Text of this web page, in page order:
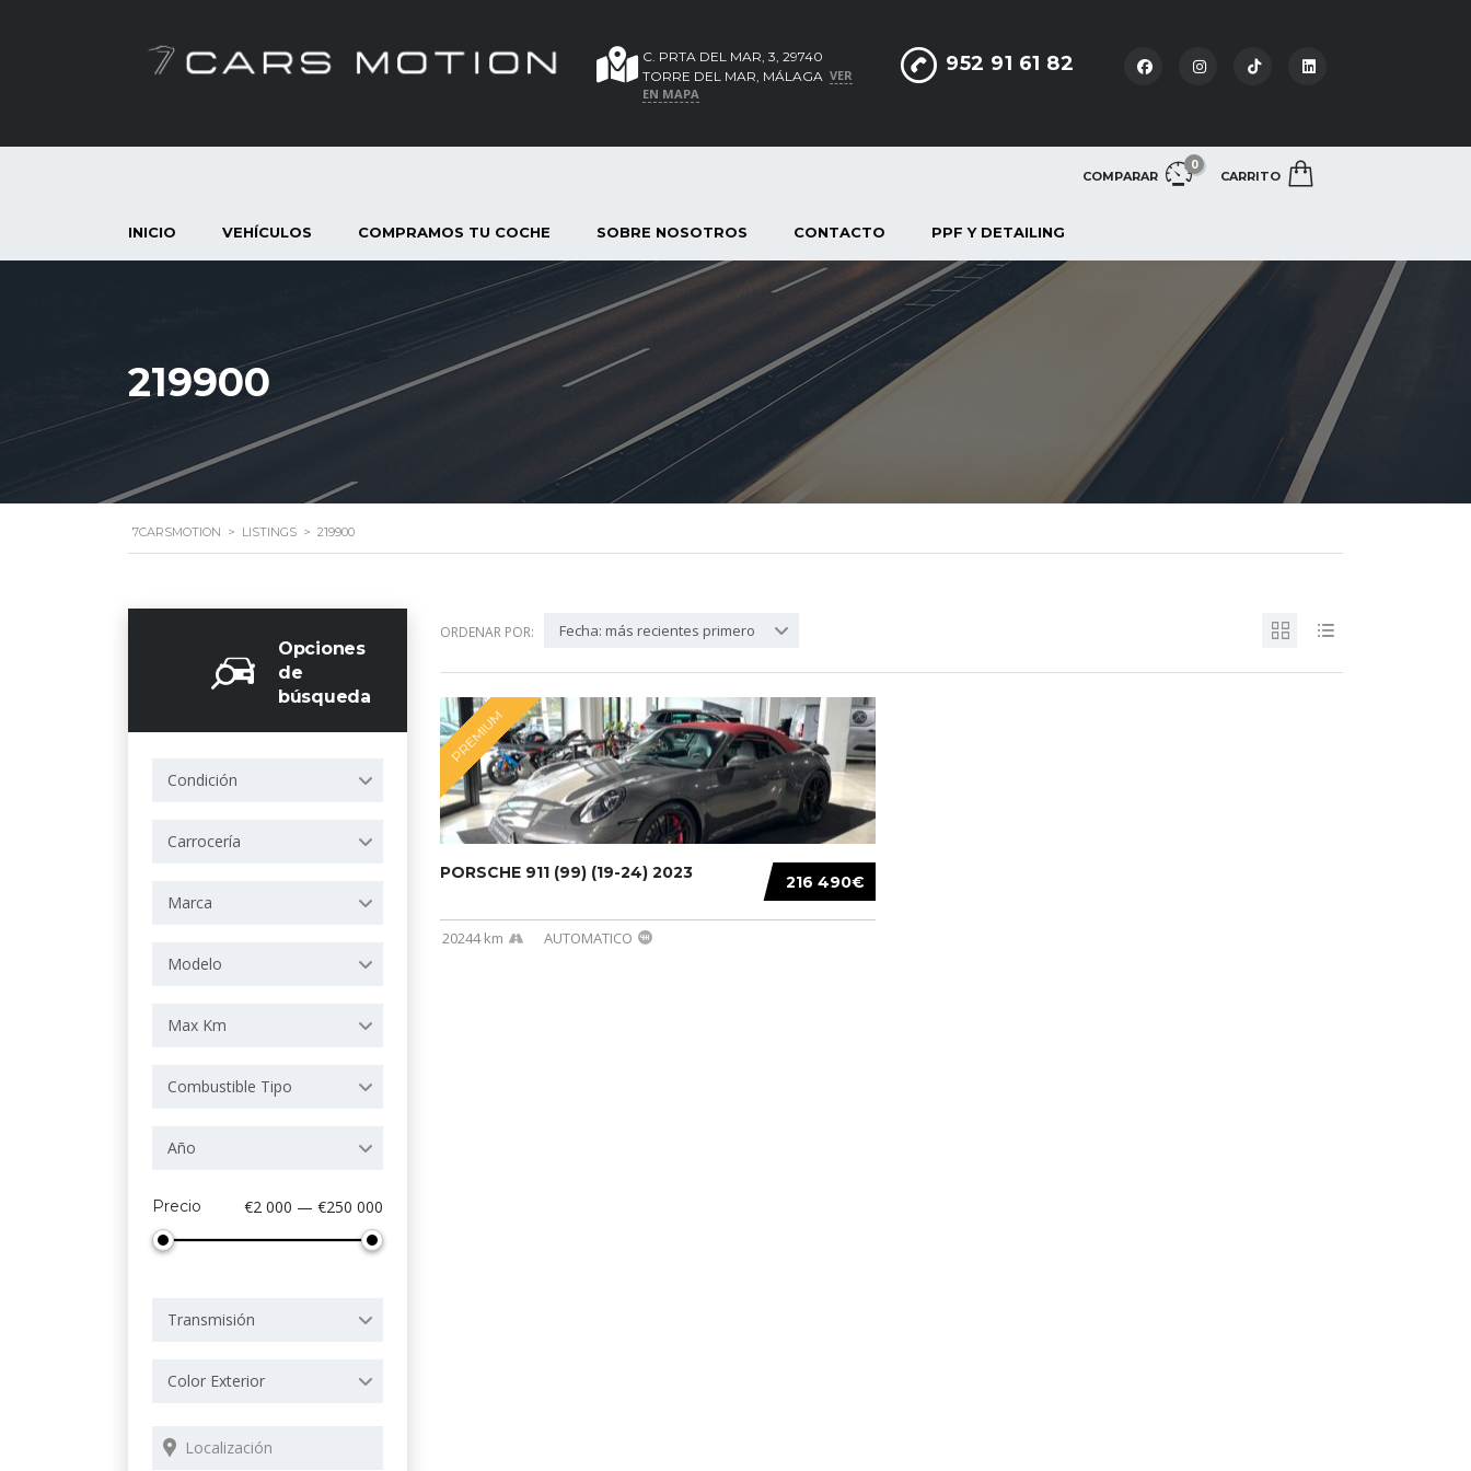
952 91 61 82
C. PRTA DEL MAR, 3, 29740
TORRE DEL MAR, MÁLAGA VER
EN MAPA
COMPARAR
0
CARRITO
INICIO VEHÍCULOS COMPRAMOS TU COCHE SOBRE NOSOTROS CONTACTO PPF Y DETAILING
219900
7CARSMOTION > LISTINGS > 219900
Opciones
de
búsqueda
Condición
Carrocería
Marca
Modelo
Max Km
Combustible Tipo
Año
Precio €2 000 — €250 000
Transmisión
Color Exterior
ORDENAR POR: Fecha: más recientes primero
PREMIUM
216 490€
PORSCHE 911 (99) (19-24) 2023
20244 km AUTOMATICO